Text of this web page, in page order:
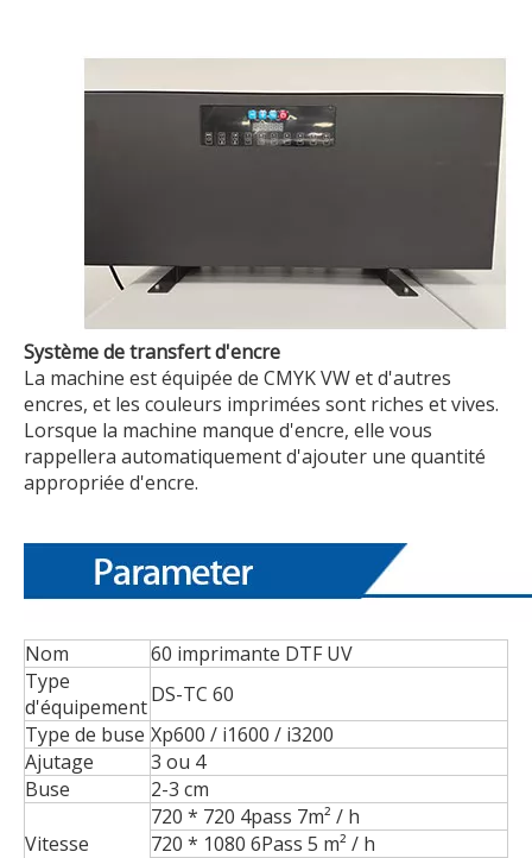
Système de transfert d'encre
La machine est équipée de CMYK VW et d'autres
encres, et les couleurs imprimées sont riches et vives.
Lorsque la machine manque d'encre, elle vous
rappellera automatiquement d'ajouter une quantité
appropriée d'encre.
Nom
60 imprimante DTF UV
Type
d'équipementDS-TC 60
Type de buse Xp600 / i1600 / i3200
Ajutage
3 ou 4
Buse
2-3 cm
Vitesse
720 * 720 4pass 7m² / h
720 * 1080 6Pass 5 m² / h